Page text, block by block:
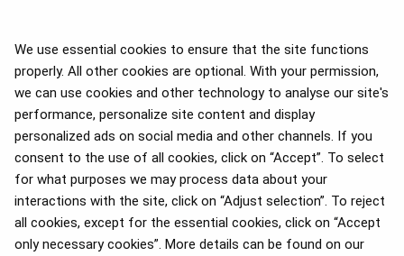
We use essential cookies to ensure that the site functions
properly. All other cookies are optional. With your permission,
we can use cookies and other technology to analyse our site's
performance, personalize site content and display
personalized ads on social media and other channels. If you
consent to the use of all cookies, click on “Accept”. To select
for what purposes we may process data about your
interactions with the site, click on “Adjust selection”. To reject
all cookies, except for the essential cookies, click on “Accept
only necessary cookies”. More details can be found on our
APEX 2026 Five Star Major
Airline Award
Pasažieru izvēles balva 2025